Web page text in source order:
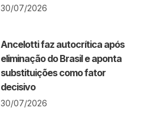
30/07/2026
Ancelotti faz autocrítica após
eliminação do Brasil e aponta
substituições como fator
decisivo
30/07/2026